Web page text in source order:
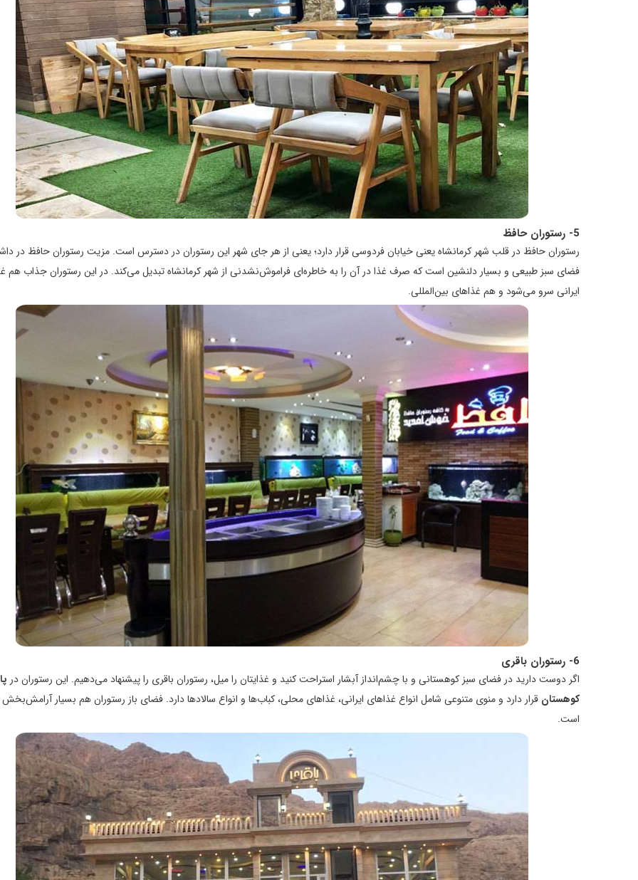
5- رستوران حافظ
رستوران حافظ در قلب شهر کرمانشاه یعنی خیابان فردوسی قرار دارد؛ یعنی از هر جای شهر این رستوران در دسترس است. مزیت رستوران حافظ در
فضای سبز طبیعی و بسیار دلنشین است که صرف غذا در آن را به خاطره‌ای فراموش‌نشدنی از شهر کرمانشاه تبدیل می‌کند. در این رستوران جذاب هم
ایرانی سرو می‌شود و هم غذاهای بین‌المللی.
6- رستوران باقری
اگر دوست دارید در فضای سبز کوهستانی و با چشم‌انداز آبشار استراحت کنید و غذایتان را میل، رستوران باقری را پیشنهاد می‌دهیم. این رستوران در
کوهستان قرار دارد و منوی متنوعی شامل انواع غذاهای ایرانی، غذاهای محلی، کباب‌ها و انواع سالادها دارد. فضای باز رستوران هم بسیار آرامش‌بخش
است.